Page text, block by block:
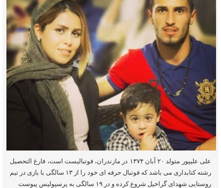
علی علیپور متولد ۲۰ آبان ۱۳۷۴ در مازندران، فوتبالیست است، فارغ التحصیل
رشته کتابداری می باشد که فوتبال حرفه ای خود را از ۱۳ سالگی با بازی در تیم
روستایی شهدای گراخیل شروع کرده و در ۱۹ سالگی به پرسپولیس پیوست